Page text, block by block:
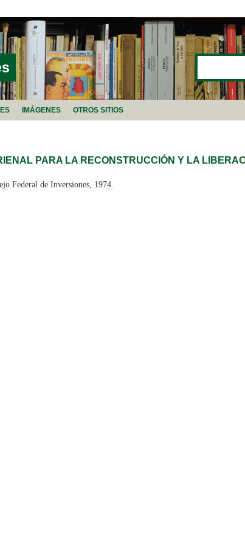
Buscar
IMÁGENES OTROS SITIOS
PARA LA RECONSTRUCCIÓN Y LA
Federal de Inversiones, 1974.